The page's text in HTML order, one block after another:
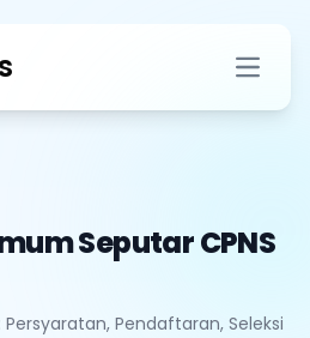
Open
Seputar CPNS
Persyaratan, Pendaftaran, Seleksi